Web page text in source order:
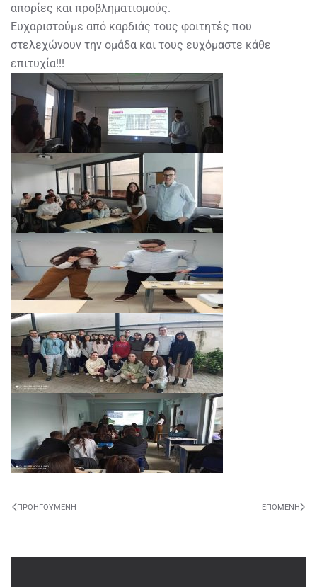
απορίες και προβληματισμούς.
Ευχαριστούμε από καρδιάς τους φοιτητές που
στελεχώνουν την ομάδα και τους ευχόμαστε κάθε
επιτυχία!!!
ΠΡΟΗΓΟΎΜΕΝΗ ΕΠΌΜΕΝΗ